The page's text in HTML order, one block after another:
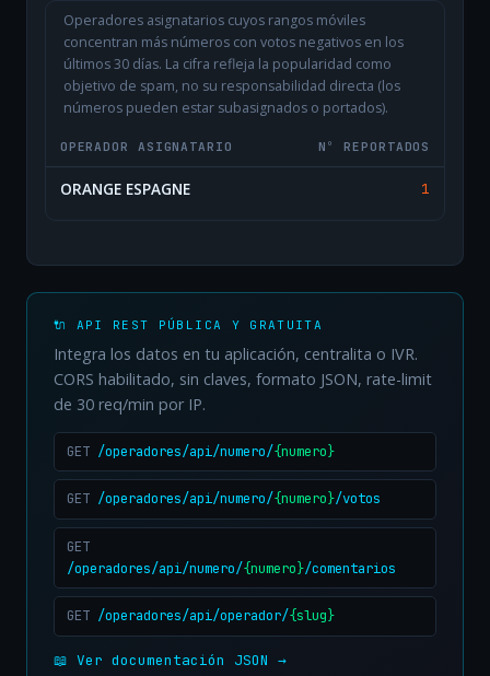
Operadores asignatarios cuyos rangos móviles
concentran más números con votos negativos en los
últimos 30 días. La cifra refleja la popularidad como
objetivo de spam, no su responsabilidad directa (los
números pueden estar subasignados o portados).
OPERADOR ASIGNATARIO Nº REPORTADOS
ORANGE ESPAGNE 1
🔌 API REST PÚBLICA Y GRATUITA
Integra los datos en tu aplicación, centralita o IVR.
CORS habilitado, sin claves, formato JSON, rate-limit
de 30 req/min por IP.
GET /operadores/api/numero/{numero}
GET /operadores/api/numero/{numero}/votos
GET
/operadores/api/numero/{numero}/comentarios
GET /operadores/api/operador/{slug}
📖 Ver documentación JSON →